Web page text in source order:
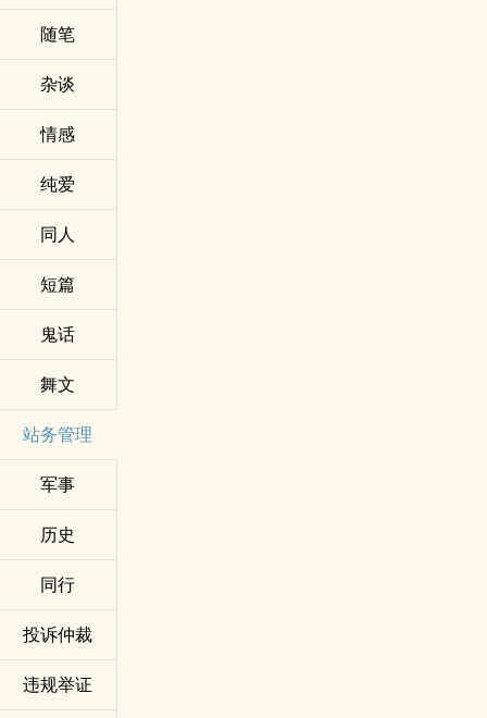
随笔
杂谈
情感
纯爱
同人
短篇
鬼话
舞文
站务管理
军事
历史
同行
投诉仲裁
违规举证